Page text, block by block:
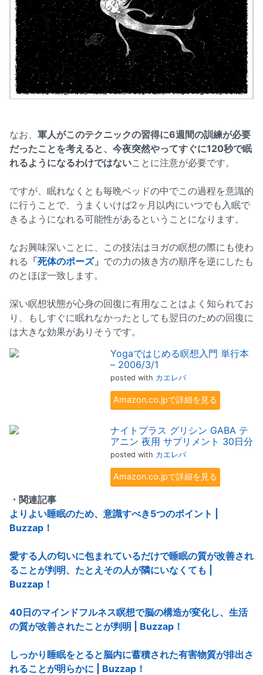
なお、 軍人がこのテクニックの習得に6週間の訓練が必要
だったことを考えると、今夜突然やってすぐに120秒で眠
れるようになるわけではないことに注意が必要です。
ですが、眠れなくとも毎晩ベッドの中でこの過程を意識的
に行うことで、うまくいけば2ヶ月以内にいつでも入眠で
きるようになれる可能性があるということになります。
なお興味深いことに、この技法はヨガの瞑想の際にも使わ
れる 「死体のポーズ」 での力の抜き方の順序を逆にしたも
のとほぼ一致します。
深い瞑想状態が心身の回復に有用なことはよく知られてお
り、もしすぐに眠れなかったとしても翌日のための回復に
は大きな効果がありそうです。
Yogaではじめる瞑想入門 単行本
– 2006/3/1
posted with カエレバ
Amazon.co.jpで詳細を見る
ナイトプラス グリシン GABA テ
アニン 夜用 サプリメント 30日分
posted with カエレバ
Amazon.co.jpで詳細を見る
・関連記事
よりよい睡眠のため、意識すべき5つのポイント |
Buzzap！
愛する人の匂いに包まれているだけで睡眠の質が改善され
ることが判明、たとえその人が隣にいなくても |
Buzzap！
40日のマインドフルネス瞑想で脳の構造が変化し、生活
の質が改善されたことが判明 | Buzzap！
しっかり睡眠をとると脳内に蓄積された有害物質が排出さ
れることが明らかに | Buzzap！